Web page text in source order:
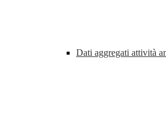
Dati aggregati attività